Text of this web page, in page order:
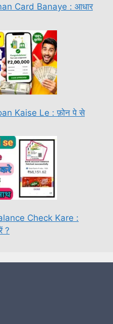
Card Banaye : आधार
Kaise Le : फ़ोन पे से
Check Kare :
?